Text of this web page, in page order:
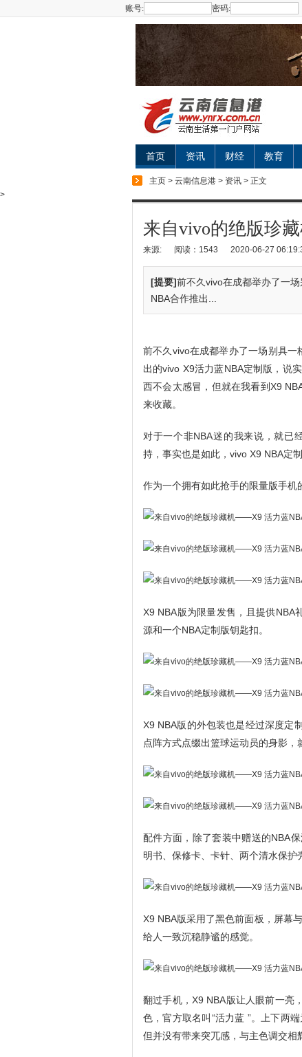
账号: 密码:
首页 资讯 财经 教育
主页 > 云南信息港 > 资讯 > 正文
>
来自vivo的绝版珍
来源: 阅读：1543 2020-06-27
[提要]前不久vivo在成都举办了一
NBA合作推出...
前不久vivo在成都举办了一场别具
出的vivo X9活力蓝NBA定制版，说
西不会太感冒，但就在我看到X9
来收藏。
对于一个非NBA迷的我来说，就已
持，事实也是如此，vivo X9 NBA定
作为一个拥有如此抢手的限量版手
X9 NBA版为限量发售，且提供NBA
源和一个NBA定制版钥匙扣。
X9 NBA版的外包装也是经过深度定
点阵方式点缀出篮球运动员的身影，
配件方面，除了套装中赠送的NBA
明书、保修卡、卡针、两个清水保护
X9 NBA版采用了黑色前面板，屏幕
给人一致沉稳静谧的感觉。
翻过手机，X9 NBA版让人眼前一亮
色，官方取名叫“活力蓝 ”。上下两
但并没有带来突兀感，与主色调交相